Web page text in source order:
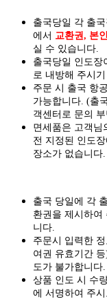
출국당일 각 출
에서 교환권, 본
실 수 있습니다.
출국당일 인도장
로 내방해 주시기
주문 시 출국 항
가능합니다. (출
객센터로 문의
면세품은 고객님
전 지정된 인도
장소가 없습니다
출국 당일에 각
환권을 제시하여
니다.
주문시 입력한
여권 유효기간
도가 불가합니다.
상품 인도 시 수
에 서명하여 주